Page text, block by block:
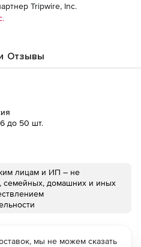
Tripwire, Inc.
Отзывы
до 50 шт.
лицам и ИП – не
семейных, домашних и иных
мы не можем сказать